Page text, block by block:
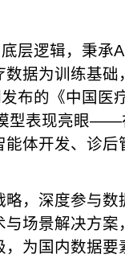
层逻辑，秉承
据为训练基
布的《中国医
型表现亮眼——
体开发、诊
，深度参与
场景解决方
为国内数据